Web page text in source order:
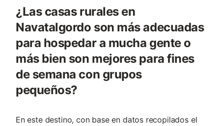
¿Las casas rurales en
Navatalgordo son más adecuadas
para hospedar a mucha gente o
más bien son mejores para fines
de semana con grupos
pequeños?
En este destino, con base en datos recopilados el